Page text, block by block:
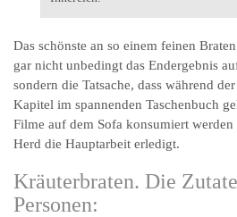
Das schönste an so einem feinen
gar nicht unbedingt das Endergebnis
sondern die Tatsache, dass während
Kapitel im spannenden Taschenbuch
Filme auf dem Sofa konsumiert
Herd die Hauptarbeit erledigt.
Kräuterbraten. Die
Personen: